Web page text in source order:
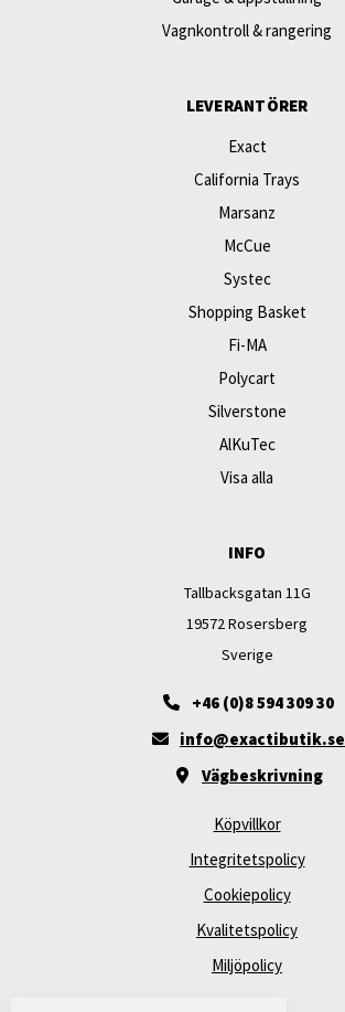
Vagnkontroll & rangering
LEVERANTÖRER
Exact
California Trays
Marsanz
McCue
Systec
Shopping Basket
Fi-MA
Polycart
Silverstone
AlKuTec
Visa alla
INFO
Tallbacksgatan 11G
19572 Rosersberg
Sverige
+46 (0)8 594 309 30
info@exactibutik.se
Vägbeskrivning
Köpvillkor
Integritetspolicy
Cookiepolicy
Kvalitetspolicy
Miljöpolicy